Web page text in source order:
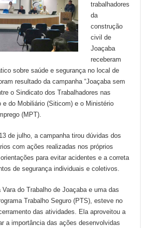
trabalhadores
da
construção
civil de
Joaçaba
receberam
sobre saúde e segurança no local de
resultado da campanha “Joaçaba sem
o Sindicato dos Trabalhadores nas
e do Mobiliário (Siticom) e o Ministério
(MPT).
de julho, a campanha tirou dúvidas dos
com ações realizadas nos próprios
para evitar acidentes e a correta
de segurança individuais e coletivos.
do Trabalho de Joaçaba e uma das
Trabalho Seguro (PTS), esteve no
das atividades. Ela aproveitou a
a importância das ações desenvolvidas